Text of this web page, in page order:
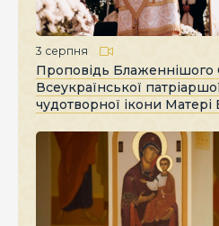
3 серпня
Проповідь Блаженнішого
Всеукраїнської
чудотворної ікони Матері